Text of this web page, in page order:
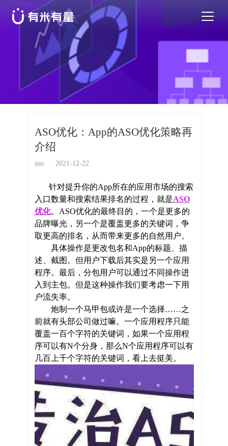
苹果应用商店优化
安卓应用商店优化
EN
ASO优化：App的ASO优化策略再
介绍
aso 2021-12-22
针对提升你的App所在的应用市场的搜索
入口数量和搜索结果排名的过程，就是ASO
优化。ASO优化的最终目的，一个是更多的
品牌曝光，另一个是覆盖更多的关键词，争
取更高的排名，从而带来更多的自然用户。
具体操作是更改包名和App的标题、描
述、截图。但用户下载后其实是另一个应用
程序。最后，分包用户可以通过不同操作进
入到主包。但是这种操作我们要考虑一下用
户流失率。
炮制一个马甲包或许是一个选择……之
前就有头部公司做过嘛。一个应用程序只能
覆盖一百个字符的关键词，如果一个应用程
序可以有N个分身，那么N个应用程序可以有
几百上千个字符的关键词，看上去挺美。